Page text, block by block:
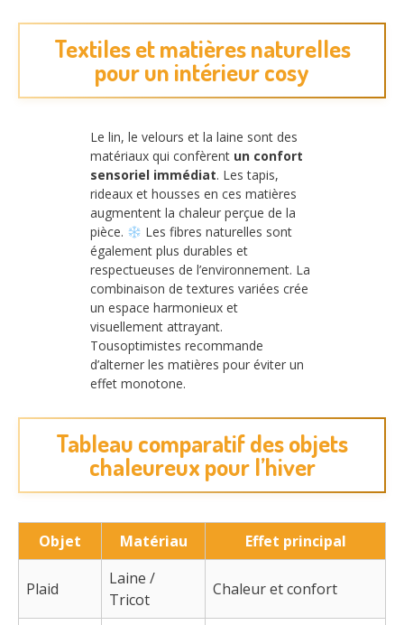
Textiles et matières naturelles
pour un intérieur cosy
Le lin, le velours et la laine sont des
matériaux qui confèrent un confort
sensoriel immédiat. Les tapis,
rideaux et housses en ces matières
augmentent la chaleur perçue de la
pièce.
Les fibres naturelles sont
également plus durables et
respectueuses de l’environnement. La
combinaison de textures variées crée
un espace harmonieux et
visuellement attrayant.
Tousoptimistes recommande
d’alterner les matières pour éviter un
effet monotone.
Tableau comparatif des objets
chaleureux pour l’hiver
Objet Matériau Effet principal
Plaid
Laine /
Tricot
Chaleur et confort